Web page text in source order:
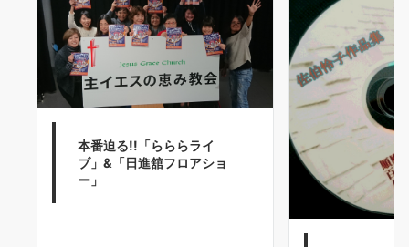
本番迫る!!「らららライ
ブ」&「日進舘フロアショ
ー」